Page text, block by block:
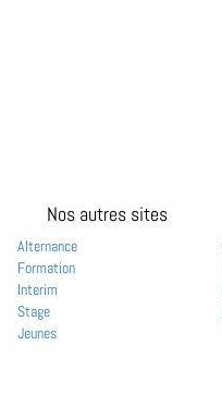
Nos autres sites
Alternance
Formation
Interim
Stage
Jeunes